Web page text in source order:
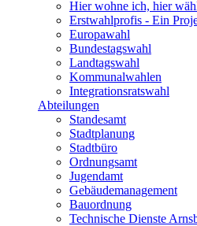
Hier wohne ich, hier
Erstwahlprofis - Ein
Europawahl
Bundestagswahl
Landtagswahl
Kommunalwahlen
Integrationsratswahl
Abteilungen
Standesamt
Stadtplanung
Stadtbüro
Ordnungsamt
Jugendamt
Gebäudemanagement
Bauordnung
Technische Dienste